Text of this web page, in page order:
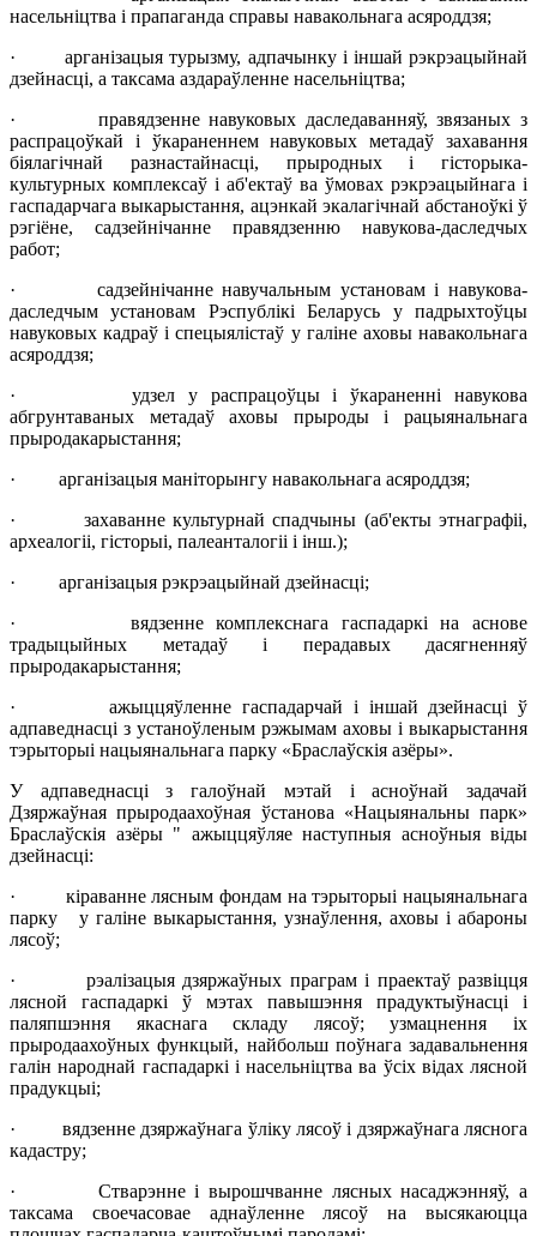
насельніцтва і прапаганда справы навакольнага асяроддзя;
· арганізацыя турызму, адпачынку і іншай рэкрэацыйнай
дзейнасці, а таксама аздараўленне насельніцтва;
· правядзенне навуковых даследаванняў, звязаных з
распрацоўкай і ўкараненнем навуковых метадаў захавання
біялагічнай разнастайнасці, прыродных і гісторыка-
культурных комплексаў і аб'ектаў ва ўмовах рэкрэацыйнага і
гаспадарчага выкарыстання, ацэнкай экалагічнай абстаноўкі ў
рэгіёне, садзейнічанне правядзенню навукова-даследчых
работ;
· садзейнічанне навучальным установам і навукова-
даследчым установам Рэспублікі Беларусь у падрыхтоўцы
навуковых кадраў і спецыялістаў у галіне аховы навакольнага
асяроддзя;
· удзел у распрацоўцы і ўкараненні навукова
абгрунтаваных метадаў аховы прыроды і рацыянальнага
прыродакарыстання;
· арганізацыя маніторынгу навакольнага асяроддзя;
· захаванне культурнай спадчыны (аб'екты этнаграфіі,
археалогіі, гісторыі, палеанталогіі і інш.);
· арганізацыя рэкрэацыйнай дзейнасці;
· вядзенне комплекснага гаспадаркі на аснове
традыцыйных метадаў і перадавых дасягненняў
прыродакарыстання;
· ажыццяўленне гаспадарчай і іншай дзейнасці ў
адпаведнасці з устаноўленым рэжымам аховы і выкарыстання
тэрыторыі нацыянальнага парку «Браслаўскія азёры».
У адпаведнасці з галоўнай мэтай і асноўнай задачай
Дзяржаўная прыродаахоўная ўстанова «Нацыянальны парк»
Браслаўскія азёры " ажыццяўляе наступныя асноўныя віды
дзейнасці:
· кіраванне лясным фондам на тэрыторыі нацыянальнага
парку у галіне выкарыстання, узнаўлення, аховы і абароны
лясоў;
· рэалізацыя дзяржаўных праграм і праектаў развіцця
лясной гаспадаркі ў мэтах павышэння прадуктыўнасці і
паляпшэння якаснага складу лясоў; узмацнення іх
прыродаахоўных функцый, найбольш поўнага задавальнення
галін народнай гаспадаркі і насельніцтва ва ўсіх відах лясной
прадукцыі;
· вядзенне дзяржаўнага ўліку лясоў і дзяржаўнага ляснога
кадастру;
· Стварэнне і вырошчванне лясных насаджэнняў, а
таксама своечасовае аднаўленне лясоў на высякаюцца